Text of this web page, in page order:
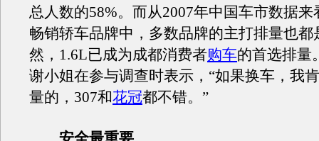
总人数的58%。而从2007年中国车市数据
畅销轿车品牌中，多数品牌的主打排量也都
然，1.6L已成为成都消费者购车的首选排量
谢小姐在参与调查时表示，“如果换车，我
量的，307和花冠都不错。”